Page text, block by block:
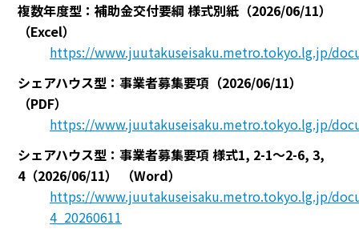
複数年度型：補助金交付要綱 様式別紙（2026/06/11）
（Excel）
https://www.juutakuseisaku.metro.tokyo.lg.jp/
シェアハウス型：事業者募集要項（2026/06/11）
（PDF）
https://www.juutakuseisaku.metro.tokyo.lg.jp/
シェアハウス型：事業者募集要項 様式1, 2-1～2-6, 3,
4（2026/06/11）
（Word）
https://www.juutakuseisaku.metro.tokyo.lg.jp/
4_20260611